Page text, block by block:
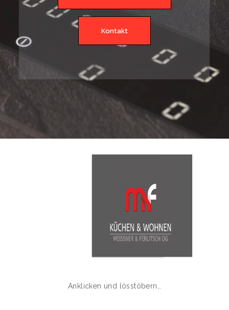
Kontakt
Anklicken und lösstöbern…